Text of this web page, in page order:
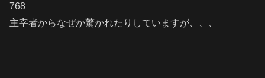
768
主宰者からなぜか驚かれたりしていますが、、、